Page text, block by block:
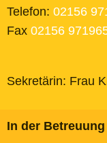
Telefon: 02156
Fax 02156
Sekretärin: Frau
In der Betreuung